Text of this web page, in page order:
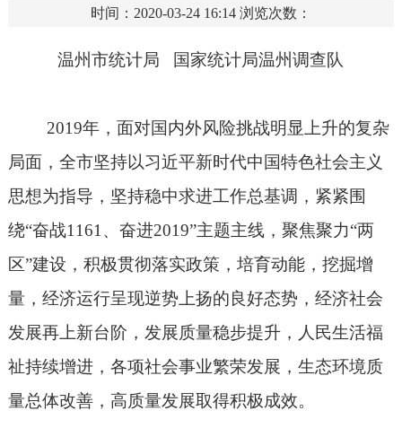
时间：2020-03-24 16:14 浏览次数：
温州市统计局 国家统计局温州调查队
2019年，面对国内外风险挑战明显上升的复杂
局面，全市坚持以习近平新时代中国特色社会主义
思想为指导，坚持稳中求进工作总基调，紧紧围
绕“奋战1161、奋进2019”主题主线，聚焦聚力“两
区”建设，积极贯彻落实政策，培育动能，挖掘增
量，经济运行呈现逆势上扬的良好态势，经济社会
发展再上新台阶，发展质量稳步提升，人民生活福
祉持续增进，各项社会事业繁荣发展，生态环境质
量总体改善，高质量发展取得积极成效。